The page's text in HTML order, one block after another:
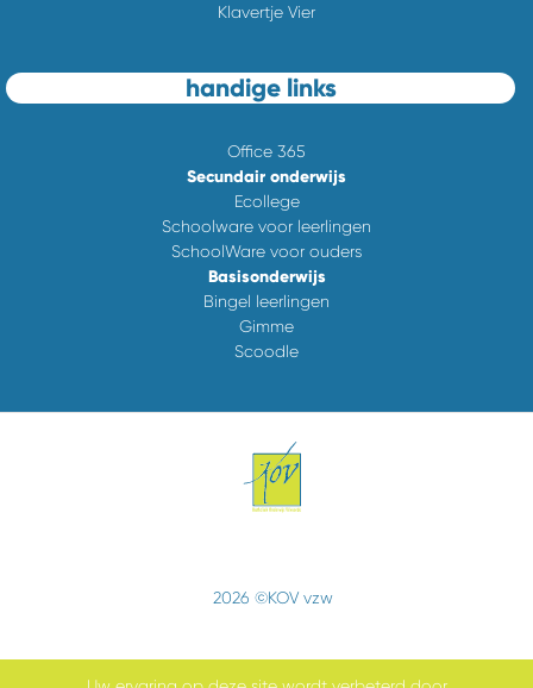
Klavertje Vier
handige links
Office 365
Secundair onderwijs
Ecollege
Schoolware voor leerlingen
SchoolWare voor ouders
Basisonderwijs
Bingel leerlingen
Gimme
Scoodle
2026 ©KOV vzw